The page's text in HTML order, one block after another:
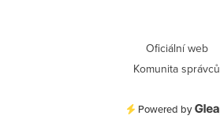
Oficiální web
Komunita správců
Powered by